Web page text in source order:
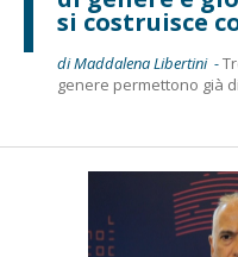
si costruisce
di Maddalena Libertini -
genere permettono già